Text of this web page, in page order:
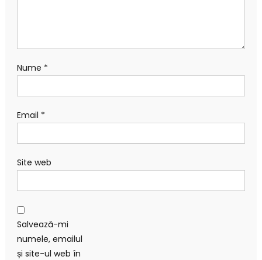
Nume *
Email *
Site web
Salvează-mi
numele, emailul
și site-ul web în